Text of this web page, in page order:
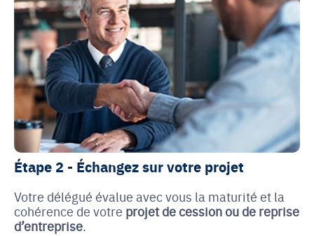
Étape 2 - Échangez sur votre projet
Votre délégué évalue avec vous la maturité et la
cohérence de votre projet de cession ou de reprise
d’entreprise.